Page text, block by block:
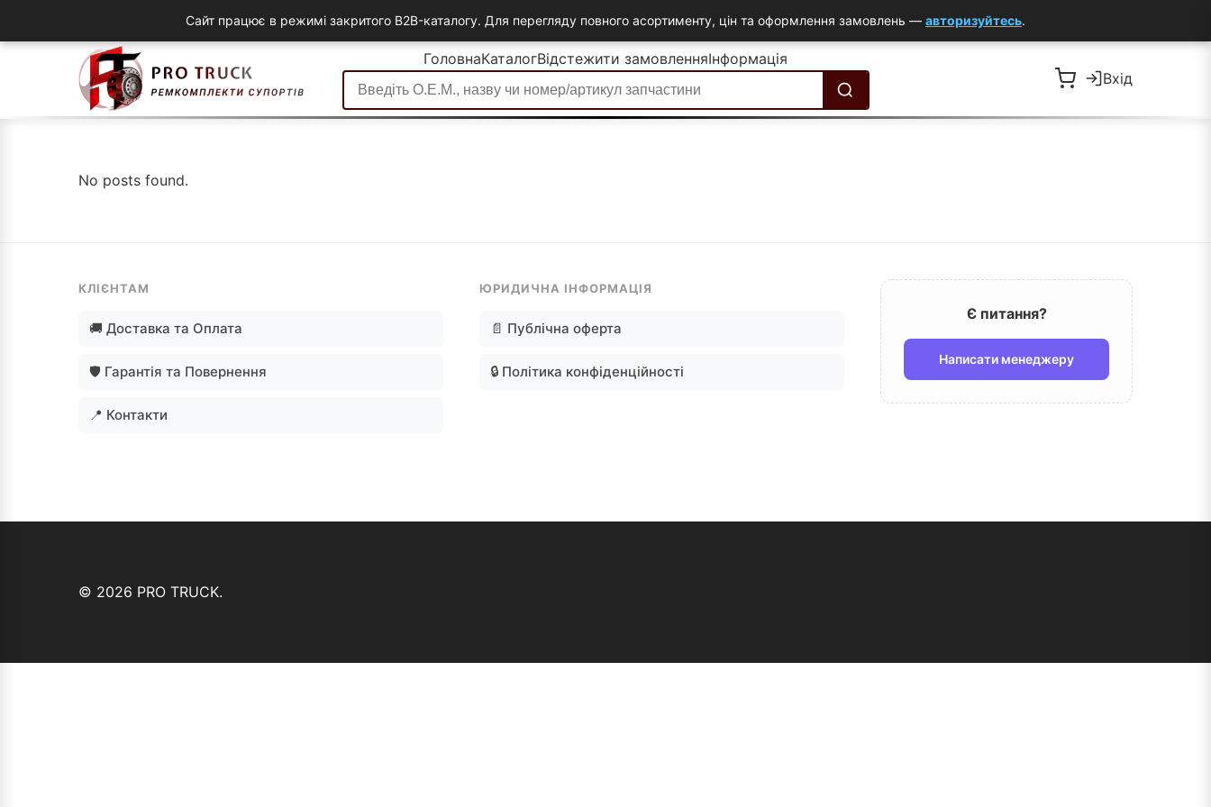
ГоловнаКаталогВідстежити замовленняІнформація
Вхід
No posts found.
КЛІЄНТАМ
🚚 Доставка та Оплата
🛡️ Гарантія та Повернення
📍 Контакти
ЮРИДИЧНА ІНФОРМАЦІЯ
📄 Публічна оферта
🔒 Політика конфіденційності
Є питання?
Написати менеджеру
© 2026 PRO TRUCK.
Сайт працює в режимі закритого B2B-каталогу. Для перегляду повного асортименту, цін та оформлення замовлень — авторизуйтесь.